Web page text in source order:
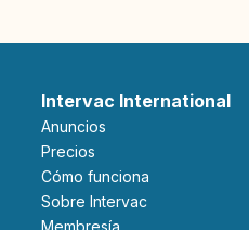
Intervac International
Anuncios
Precios
Cómo funciona
Sobre Intervac
Membresía